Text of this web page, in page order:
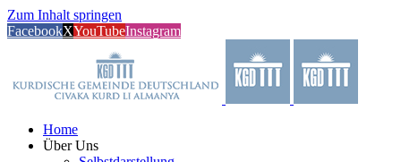
Zum Inhalt springen
FacebookXYouTubeInstagram
Home
Über Uns